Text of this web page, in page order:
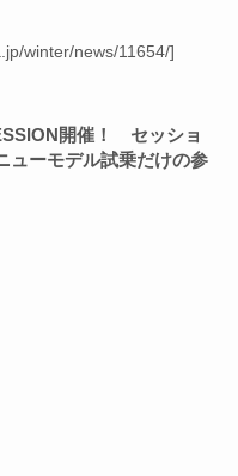
winter/news/11654/]
開催！ セッショ
ューモデル試乗だけの参